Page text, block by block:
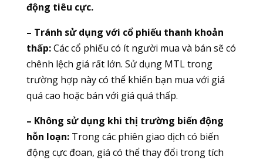
động tiêu cực.
– Tránh sử dụng với cổ phiếu thanh khoản
thấp:Các cổ phiếu có ít người mua và bán sẽ có
chênh lệch giá rất lớn. Sử dụng MTL trong
trường hợp này có thể khiến bạn mua với giá
quá cao hoặc bán với giá quá thấp.
– Không sử dụng khi thị trường biến động
hỗn loạn:Trong các phiên giao dịch có biến
động cực đoan, giá có thể thay đổi trong tích